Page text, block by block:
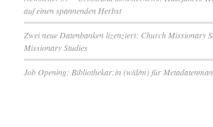
auf einen spannenden Herbst
Zwei neue Datenbanken lizenziert: Church Missionary
Missionary Studies
Job Opening: Bibliothekar:in (w/d/m) für